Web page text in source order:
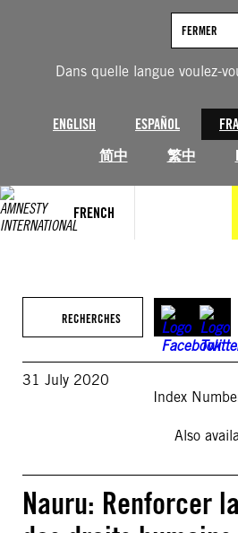
Dans quelle langue voulez-
ENGLISH ESPAÑOL
简中
繁中
FERMER
FRENCH
RECHERCHES
31 July 2020
Index
Also
Nauru: Renforcer